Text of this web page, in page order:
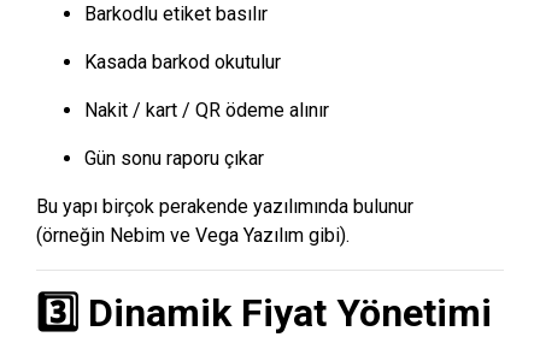
Barkodlu etiket basılır
Kasada barkod okutulur
Nakit / kart / QR ödeme alınır
Gün sonu raporu çıkar
Bu yapı birçok perakende yazılımında bulunur
(örneğin Nebim ve Vega Yazılım gibi).
3️⃣ Dinamik Fiyat Yönetimi